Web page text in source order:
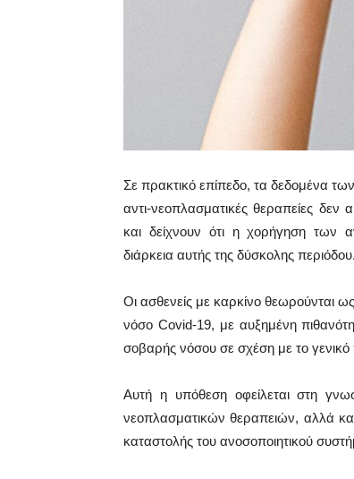
Σε πρακτικό επίπεδο, τα δεδομένα
αντι-νεοπλασματικές θεραπείες
και δείχνουν ότι η χορήγηση των
διάρκεια αυτής της δύσκολης περιόδου.
Oι ασθενείς με καρκίνο θεωρούνται
νόσο Covid-19, με αυξημένη
σοβαρής νόσου σε σχέση με το
Αυτή η υπόθεση οφείλεται στη
νεοπλασματικών θεραπειών, αλλά
καταστολής του ανοσοποιητικού